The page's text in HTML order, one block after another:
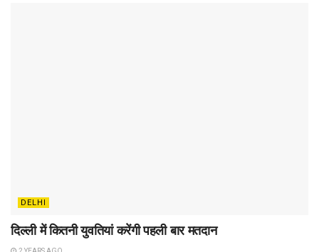
DELHI
दिल्ली में कितनी युवतियां करेंगी पहली बार मतदान